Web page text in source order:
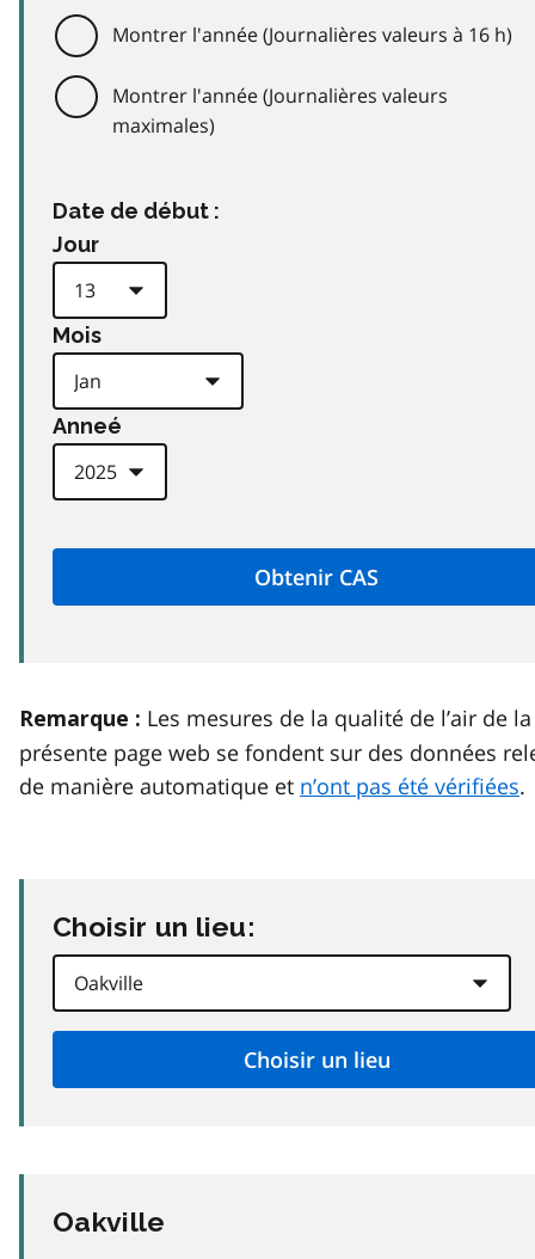
Montrer l'année (Journalières valeurs à 16 h)
Montrer l'année (Journalières valeurs
maximales)
Date de début :
Jour
Mois
Anneé
Remarque : Les mesures de la qualité de l’air de la
présente page web se fondent sur des données
de manière automatique et n’ont pas été vérifiées.
Choisir un lieu:
Oakville